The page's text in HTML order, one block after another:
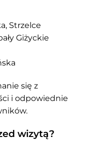
Strzelce
Giżyckie
się z
i odpowiednie
wizytą?